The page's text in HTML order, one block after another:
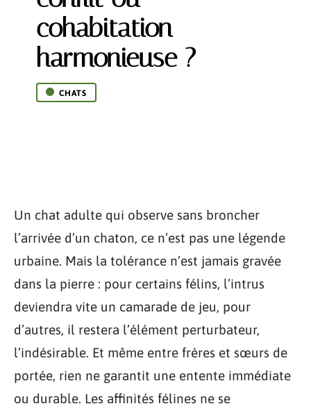
cohabitation
harmonieuse ?
CHATS
Un chat adulte qui observe sans broncher
l’arrivée d’un chaton, ce n’est pas une légende
urbaine. Mais la tolérance n’est jamais gravée
dans la pierre : pour certains félins, l’intrus
deviendra vite un camarade de jeu, pour
d’autres, il restera l’élément perturbateur,
l’indésirable. Et même entre frères et sœurs de
portée, rien ne garantit une entente immédiate
ou durable. Les affinités félines ne se